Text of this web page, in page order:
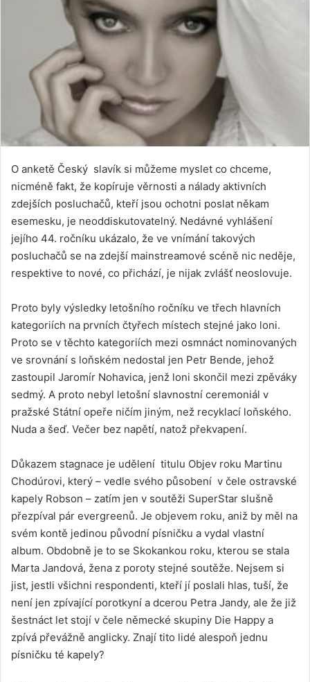
O anketě Český slavík si můžeme myslet co chceme,
nicméně fakt, že kopíruje věrnosti a nálady aktivních
zdejších posluchačů, kteří jsou ochotni poslat někam
esemesku, je neoddiskutovatelný. Nedávné vyhlášení
jejího 44. ročníku ukázalo, že ve vnímání takových
posluchačů se na zdejší mainstreamové scéně nic neděje,
respektive to nové, co přichází, je nijak zvlášť neoslovuje.
Proto byly výsledky letošního ročníku ve třech hlavních
kategoriích na prvních čtyřech místech stejné jako loni.
Proto se v těchto kategoriích mezi osmnáct nominovaných
ve srovnání s loňském nedostal jen Petr Bende, jehož
zastoupil Jaromír Nohavica, jenž loni skončil mezi zpěváky
sedmý. A proto nebyl letošní slavnostní ceremoniál v
pražské Státní opeře ničím jiným, než recyklací loňského.
Nuda a šeď. Večer bez napětí, natož překvapení.
Důkazem stagnace je udělení titulu Objev roku Martinu
Chodúrovi, který – vedle svého působení v čele ostravské
kapely Robson – zatím jen v soutěži SuperStar slušně
přezpíval pár evergreenů. Je objevem roku, aniž by měl na
svém kontě jedinou původní písničku a vydal vlastní
album. Obdobně je to se Skokankou roku, kterou se stala
Marta Jandová, žena z poroty stejné soutěže. Nejsem si
jist, jestli všichni respondenti, kteří jí poslali hlas, tuší, že
není jen zpívající porotkyní a dcerou Petra Jandy, ale že již
šestnáct let stojí v čele německé skupiny Die Happy a
zpívá převážně anglicky. Znají tito lidé alespoň jednu
písničku té kapely?